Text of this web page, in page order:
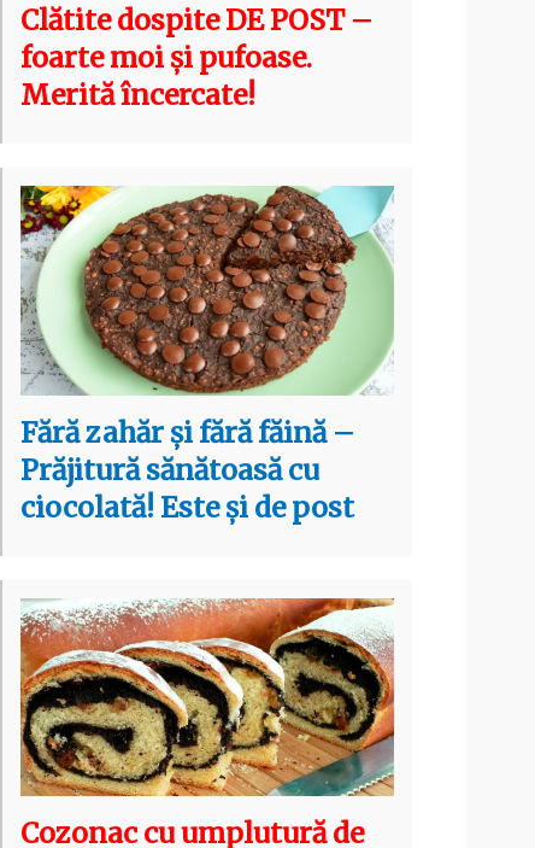
Clătite dospite DE POST –
foarte moi și pufoase.
Merită încercate!
Fără zahăr și fără făină –
Prăjitură sănătoasă cu
ciocolată! Este și de post
Cozonac cu umplutură de